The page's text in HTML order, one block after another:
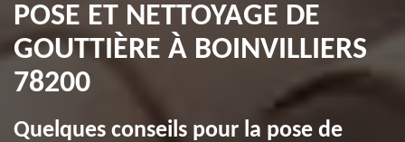
POSE ET NETTOYAGE DE
GOUTTIÈRE À BOINVILLIERS
78200
Quelques conseils pour la pose de